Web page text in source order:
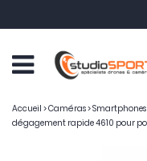
Accueil >Caméras>
dégagement rapide 4610 pour